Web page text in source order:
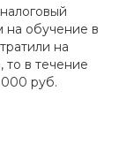
на обучение в
на
в течение
руб.